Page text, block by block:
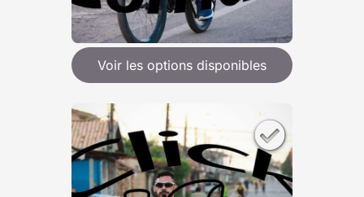
Voir les options disponibles